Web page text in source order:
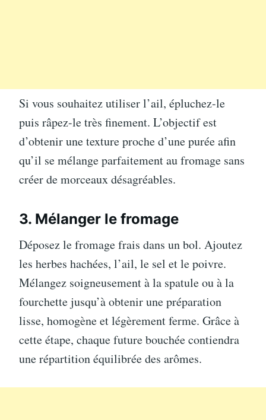
Si vous souhaitez utiliser l’ail, épluchez-le
puis râpez-le très finement. L’objectif est
d’obtenir une texture proche d’une purée afin
qu’il se mélange parfaitement au fromage sans
créer de morceaux désagréables.
3. Mélanger le fromage
Déposez le fromage frais dans un bol. Ajoutez
les herbes hachées, l’ail, le sel et le poivre.
Mélangez soigneusement à la spatule ou à la
fourchette jusqu’à obtenir une préparation
lisse, homogène et légèrement ferme. Grâce à
cette étape, chaque future bouchée contiendra
une répartition équilibrée des arômes.